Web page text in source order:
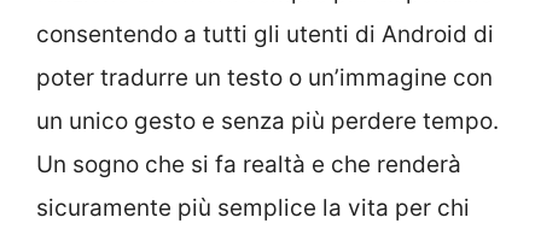
consentendo a tutti gli utenti di Android di
poter tradurre un testo o un’immagine con
un unico gesto e senza più perdere tempo.
Un sogno che si fa realtà e che renderà
sicuramente più semplice la vita per chi